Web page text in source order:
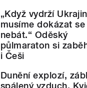
„Když vydrží
musíme dokázat se
nebát.“ Oděský
půlmaraton si
i Češi
Dunění explozí,
spálený vzduch.